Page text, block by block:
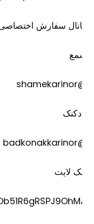
سفارش اختصاصی
لایت